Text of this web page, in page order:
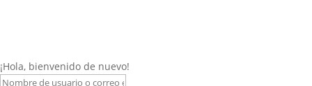
¡Hola, bienvenido de nuevo!